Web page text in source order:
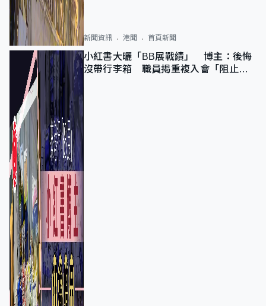
新聞資訊 港聞 首頁新聞
小紅書大曬「BB展戰績」 博主：後悔
沒帶行李箱 職員揭重複入會「阻止唔